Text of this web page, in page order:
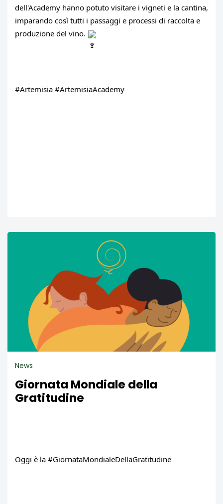
dell'Academy hanno potuto visitare i vigneti e la cantina,
imparando così tutti i passaggi e processi di raccolta e
produzione del vino.
#Artemisia #ArtemisiaAcademy
News
Giornata Mondiale della
Gratitudine
Oggi è la #GiornataMondialeDellaGratitudine